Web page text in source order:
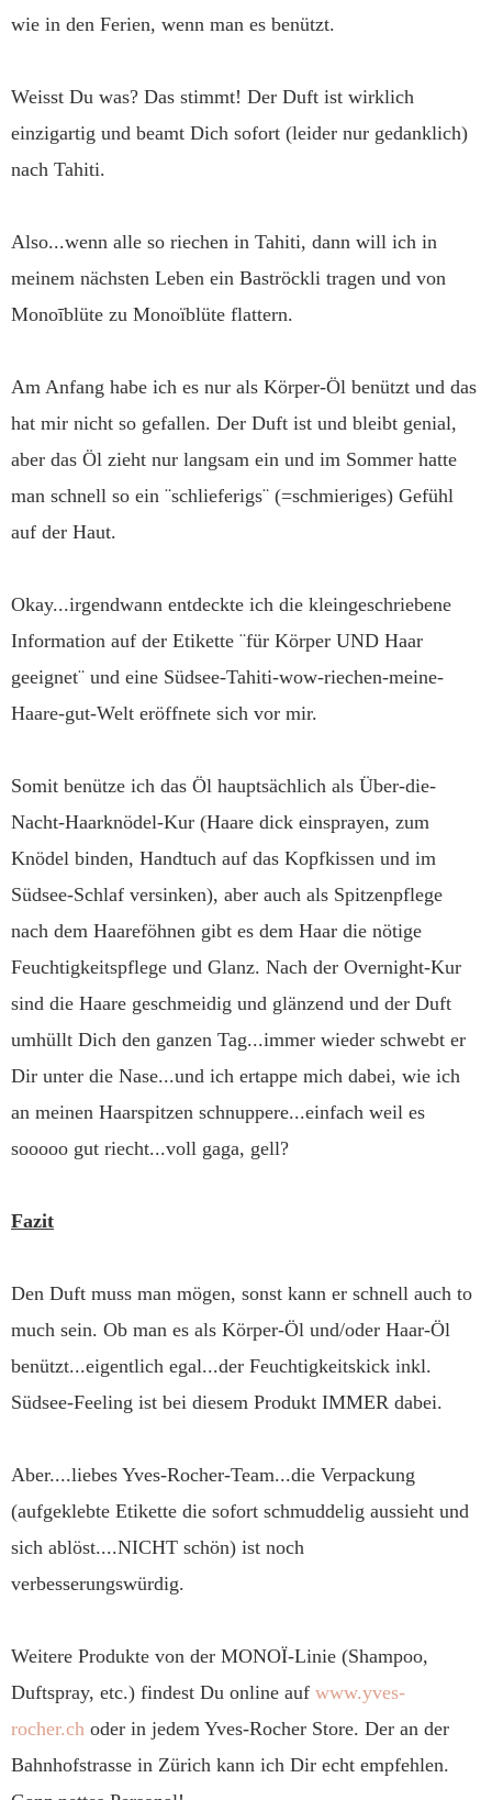
wie in den Ferien, wenn man es benützt.
Weisst Du was? Das stimmt! Der Duft ist wirklich
einzigartig und beamt Dich sofort (leider nur gedanklich)
nach Tahiti.
Also...wenn alle so riechen in Tahiti, dann will ich in
meinem nächsten Leben ein Baströckli tragen und von
Monoīblüte zu Monoïblüte flattern.
Am Anfang habe ich es nur als Körper-Öl benützt und das
hat mir nicht so gefallen. Der Duft ist und bleibt genial,
aber das Öl zieht nur langsam ein und im Sommer hatte
man schnell so ein ¨schlieferigs¨ (=schmieriges) Gefühl
auf der Haut.
Okay...irgendwann entdeckte ich die kleingeschriebene
Information auf der Etikette ¨für Körper UND Haar
geeignet¨ und eine Südsee-Tahiti-wow-riechen-meine-
Haare-gut-Welt eröffnete sich vor mir.
Somit benütze ich das Öl hauptsächlich als Über-die-
Nacht-Haarknödel-Kur (Haare dick einsprayen, zum
Knödel binden, Handtuch auf das Kopfkissen und im
Südsee-Schlaf versinken), aber auch als Spitzenpflege
nach dem Haareföhnen gibt es dem Haar die nötige
Feuchtigkeitspflege und Glanz. Nach der Overnight-Kur
sind die Haare geschmeidig und glänzend und der Duft
umhüllt Dich den ganzen Tag...immer wieder schwebt er
Dir unter die Nase...und ich ertappe mich dabei, wie ich
an meinen Haarspitzen schnuppere...einfach weil es
sooooo gut riecht...voll gaga, gell?
Fazit
Den Duft muss man mögen, sonst kann er schnell auch to
much sein. Ob man es als Körper-Öl und/oder Haar-Öl
benützt...eigentlich egal...der Feuchtigkeitskick inkl.
Südsee-Feeling ist bei diesem Produkt IMMER dabei.
Aber....liebes Yves-Rocher-Team...die Verpackung
(aufgeklebte Etikette die sofort schmuddelig aussieht und
sich ablöst....NICHT schön) ist noch
verbesserungswürdig.
Weitere Produkte von der MONOÏ-Linie (Shampoo,
Duftspray, etc.) findest Du online auf www.yves-
rocher.ch oder in jedem Yves-Rocher Store. Der an der
Bahnhofstrasse in Zürich kann ich Dir echt empfehlen.